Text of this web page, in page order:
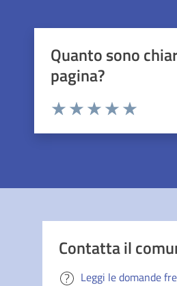
Quanto sono
pagina?
Contatta il
Leggi le domande